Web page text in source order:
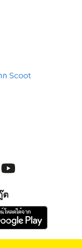
ก Scoot
ต